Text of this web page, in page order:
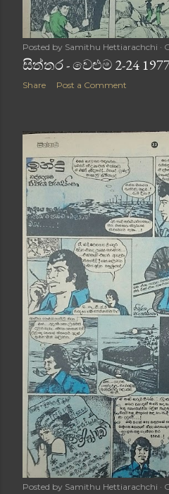
Posted by Samithu Hettiarachchi
සිත්තර - වෙළුම 2-24
Share Post a Comment
Posted by Samithu Hettiarachchi